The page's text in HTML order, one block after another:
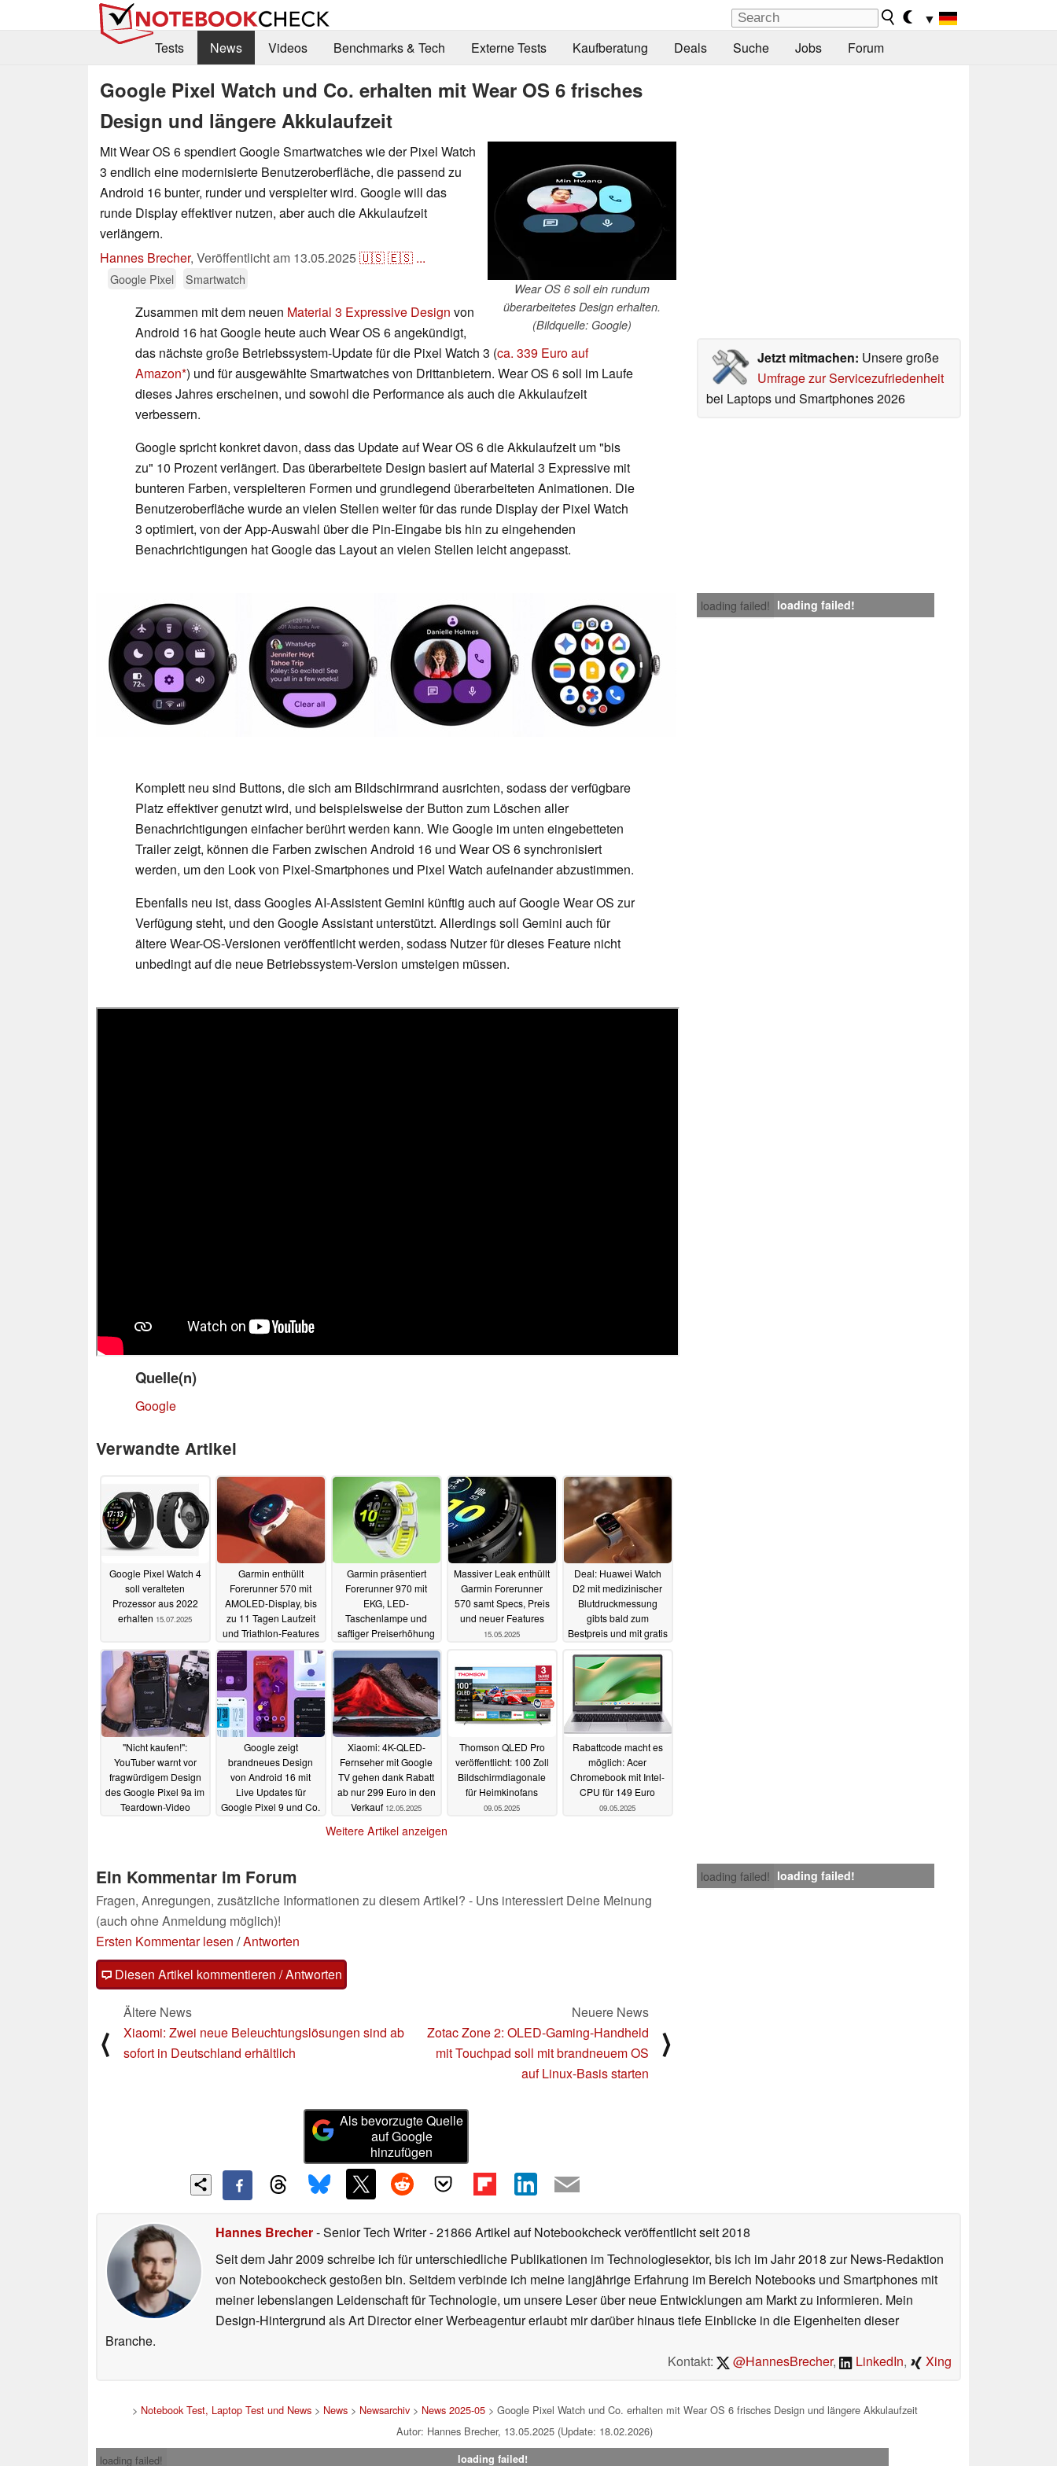
▼
Tests
News Videos Benchmarks & Tech Externe Tests Kaufberatung Deals Suche Jobs Forum
Google Pixel Watch und Co. erhalten mit Wear OS 6 frisches
Design und längere Akkulaufzeit
Wear OS 6 soll ein rundum
überarbeitetes Design erhalten.
(Bildquelle: Google)
Mit Wear OS 6 spendiert Google Smartwatches wie der Pixel Watch
3 endlich eine modernisierte Benutzeroberfläche, die passend zu
Android 16 bunter, runder und verspielter wird. Google will das
runde Display effektiver nutzen, aber auch die Akkulaufzeit
verlängern.
Hannes Brecher, Veröffentlicht am 13.05.2025🇺🇸🇪🇸 ...
Google Pixel Smartwatch
Jetzt mitmachen: Unsere große
Umfrage zur Servicezufriedenheit
bei Laptops und Smartphones 2026
Zusammen mit dem neuen Material 3 Expressive Design von
Android 16 hat Google heute auch Wear OS 6 angekündigt,
das nächste große Betriebssystem-Update für die Pixel Watch 3 (ca. 339 Euro auf
Amazon ) und für ausgewählte Smartwatches von Drittanbietern. Wear OS 6 soll im Laufe
dieses Jahres erscheinen, und sowohl die Performance als auch die Akkulaufzeit
verbessern.
Google spricht konkret davon, dass das Update auf Wear OS 6 die Akkulaufzeit um "bis
zu" 10 Prozent verlängert. Das überarbeitete Design basiert auf Material 3 Expressive mit
bunteren Farben, verspielteren Formen und grundlegend überarbeiteten Animationen. Die
Benutzeroberfläche wurde an vielen Stellen weiter für das runde Display der Pixel Watch
3 optimiert, von der App-Auswahl über die Pin-Eingabe bis hin zu eingehenden
Benachrichtigungen hat Google das Layout an vielen Stellen leicht angepasst.
loading failed! loading failed!
Komplett neu sind Buttons, die sich am Bildschirmrand ausrichten, sodass der verfügbare
Platz effektiver genutzt wird, und beispielsweise der Button zum Löschen aller
Benachrichtigungen einfacher berührt werden kann. Wie Google im unten eingebetteten
Trailer zeigt, können die Farben zwischen Android 16 und Wear OS 6 synchronisiert
werden, um den Look von Pixel-Smartphones und Pixel Watch aufeinander abzustimmen.
Ebenfalls neu ist, dass Googles AI-Assistent Gemini künftig auch auf Google Wear OS zur
Verfügung steht, und den Google Assistant unterstützt. Allerdings soll Gemini auch für
ältere Wear-OS-Versionen veröffentlicht werden, sodass Nutzer für dieses Feature nicht
unbedingt auf die neue Betriebssystem-Version umsteigen müssen.
Quelle(n)
Google
Verwandte Artikel
Google Pixel Watch 4
soll veralteten
Prozessor aus 2022
erhalten 15.07.2025
Garmin enthüllt
Forerunner 570 mit
AMOLED-Display, bis
zu 11 Tagen Laufzeit
und Triathlon-Features
15.05.2025
Garmin präsentiert
Forerunner 970 mit
EKG, LED-
Taschenlampe und
saftiger Preiserhöhung
15.05.2025
Massiver Leak enthüllt
Garmin Forerunner
570 samt Specs, Preis
und neuer Features
15.05.2025
Deal: Huawei Watch
D2 mit medizinischer
Blutdruckmessung
gibts bald zum
Bestpreis und mit gratis
"Nicht kaufen!":
YouTuber warnt vor
fragwürdigem Design
des Google Pixel 9a im
Teardown-Video
Google zeigt
brandneues Design
von Android 16 mit
Live Updates für
Google Pixel 9 und Co.
Xiaomi: 4K-QLED-
Fernseher mit Google
TV gehen dank Rabatt
ab nur 299 Euro in den
Verkauf 12.05.2025
Thomson QLED Pro
veröffentlicht: 100 Zoll
Bildschirmdiagonale
für Heimkinofans
09.05.2025
Rabattcode macht es
möglich: Acer
Chromebook mit Intel-
CPU für 149 Euro
09.05.2025
Weitere Artikel anzeigen
loading failed! loading failed!
Ein Kommentar im Forum
Fragen, Anregungen, zusätzliche Informationen zu diesem Artikel? - Uns interessiert Deine Meinung
(auch ohne Anmeldung möglich)!
Ersten Kommentar lesen /Antworten
Diesen Artikel kommentieren / Antworten
⟨
Ältere News
Xiaomi: Zwei neue Beleuchtungslösungen sind ab
sofort in Deutschland erhältlich
Neuere News
Zotac Zone 2: OLED-Gaming-Handheld
mit Touchpad soll mit brandneuem OS
auf Linux-Basis starten
⟩
Als bevorzugte Quelle
auf Google
hinzufügen
Hannes Brecher- Senior Tech Writer- 21866 Artikel auf Notebookcheck veröffentlichtseit 2018
Seit dem Jahr 2009 schreibe ich für unterschiedliche Publikationen im Technologiesektor, bis ich im Jahr 2018 zur News-Redaktion
von Notebookcheck gestoßen bin. Seitdem verbinde ich meine langjährige Erfahrung im Bereich Notebooks und Smartphones mit
meiner lebenslangen Leidenschaft für Technologie, um unsere Leser über neue Entwicklungen am Markt zu informieren. Mein
Design-Hintergrund als Art Director einer Werbeagentur erlaubt mir darüber hinaus tiefe Einblicke in die Eigenheiten dieser
Branche.
Kontakt:
@HannesBrecher, LinkedIn, Xing
> Notebook Test, Laptop Test und News> News> Newsarchiv> News 2025-05> Google Pixel Watch und Co. erhalten mit Wear OS 6 frisches Design und längere Akkulaufzeit
Autor: Hannes Brecher, 13.05.2025 (Update: 18.02.2026)
loading failed!
loading failed!